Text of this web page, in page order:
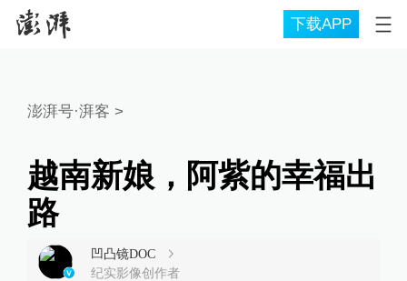
下载APP
澎湃号·湃客 >
越南新娘，阿紫的幸福出
路
凹凸镜DOC
纪实影像创作者